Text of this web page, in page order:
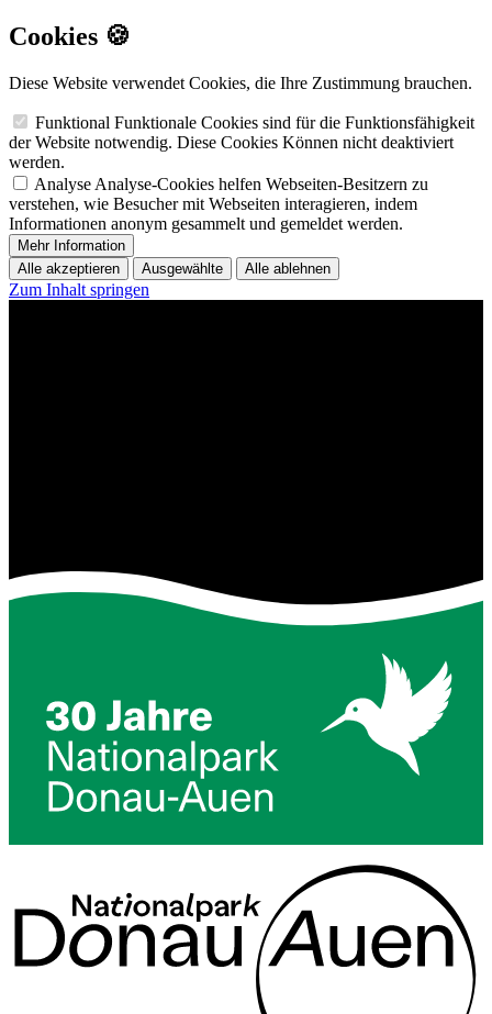
Cookies 🍪
Diese Website verwendet Cookies, die Ihre Zustimmung brauchen.
Funktional Funktionale Cookies sind für die Funktionsfähigkeit
der Website notwendig. Diese Cookies Können nicht deaktiviert
werden.
Analyse Analyse-Cookies helfen Webseiten-Besitzern zu
verstehen, wie Besucher mit Webseiten interagieren, indem
Informationen anonym gesammelt und gemeldet werden.
Mehr Information
Alle akzeptieren
Ausgewählte Alle ablehnen
Zum Inhalt springen